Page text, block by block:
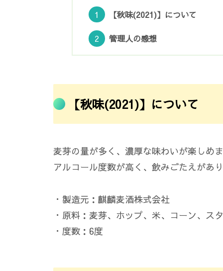
【秋味(2021)】について
管理人の感想
【秋味(2021)】について
麦芽の量が多く、濃厚な味わいが楽しめま
アルコール度数が高く、飲みごたえがあり
・製造元：麒麟麦酒株式会社
・原料：麦芽、ホップ、米、コーン、ス
・度数：6度